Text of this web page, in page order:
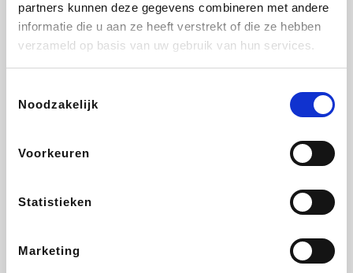
partners kunnen deze gegevens combineren met andere
informatie die u aan ze heeft verstrekt of die ze hebben
verzameld op basis van uw gebruik van hun services.
Noodzakelijk
Voorkeuren
Statistieken
Marketing
DectDirect
Brussels Airlines
EuroGifts Get Your Guide